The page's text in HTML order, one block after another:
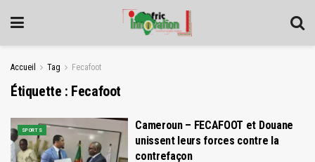
Accueil Tag Fecafoot
Étiquette : Fecafoot
SPORTS
Cameroun – FECAFOOT et Douane
unissent leurs forces contre la
contrefaçon